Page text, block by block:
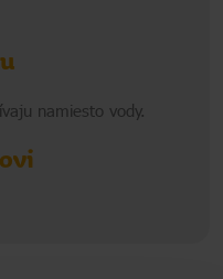
namiesto vody.